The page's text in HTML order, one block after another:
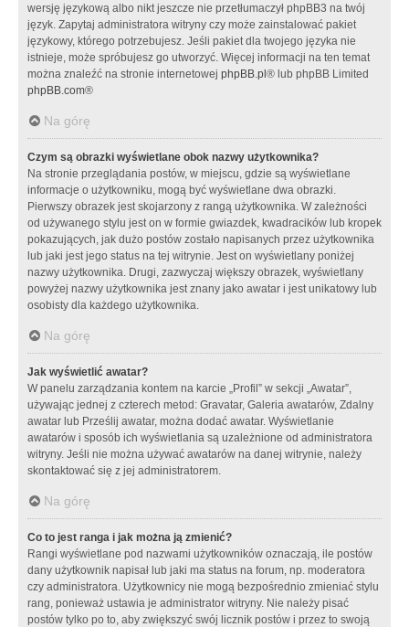
wersję językową albo nikt jeszcze nie przetłumaczył phpBB3 na twój
język. Zapytaj administratora witryny czy może zainstalować pakiet
językowy, którego potrzebujesz. Jeśli pakiet dla twojego języka nie
istnieje, może spróbujesz go utworzyć. Więcej informacji na ten temat
można znaleźć na stronie internetowej phpBB.pl® lub phpBB Limited
phpBB.com®
Na górę
Czym są obrazki wyświetlane obok nazwy użytkownika?
Na stronie przeglądania postów, w miejscu, gdzie są wyświetlane
informacje o użytkowniku, mogą być wyświetlane dwa obrazki.
Pierwszy obrazek jest skojarzony z rangą użytkownika. W zależności
od używanego stylu jest on w formie gwiazdek, kwadracików lub kropek
pokazujących, jak dużo postów zostało napisanych przez użytkownika
lub jaki jest jego status na tej witrynie. Jest on wyświetlany poniżej
nazwy użytkownika. Drugi, zazwyczaj większy obrazek, wyświetlany
powyżej nazwy użytkownika jest znany jako awatar i jest unikatowy lub
osobisty dla każdego użytkownika.
Na górę
Jak wyświetlić awatar?
W panelu zarządzania kontem na karcie „Profil” w sekcji „Awatar”,
używając jednej z czterech metod: Gravatar, Galeria awatarów, Zdalny
awatar lub Prześlij awatar, można dodać awatar. Wyświetlanie
awatarów i sposób ich wyświetlania są uzależnione od administratora
witryny. Jeśli nie można używać awatarów na danej witrynie, należy
skontaktować się z jej administratorem.
Na górę
Co to jest ranga i jak można ją zmienić?
Rangi wyświetlane pod nazwami użytkowników oznaczają, ile postów
dany użytkownik napisał lub jaki ma status na forum, np. moderatora
czy administratora. Użytkownicy nie mogą bezpośrednio zmieniać stylu
rang, ponieważ ustawia je administrator witryny. Nie należy pisać
postów tylko po to, aby zwiększyć swój licznik postów i przez to swoją